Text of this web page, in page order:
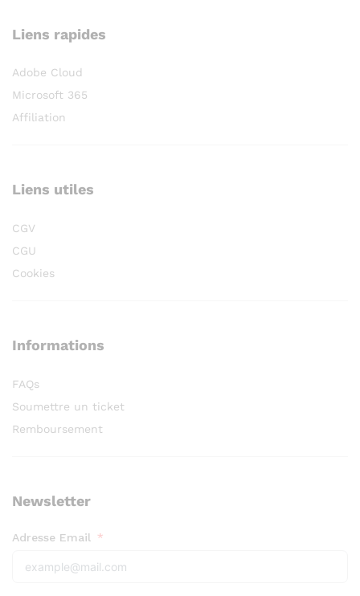
Liens rapides
Adobe Cloud
Microsoft 365
Affiliation
Liens utiles
CGV
CGU
Cookies
Informations
FAQs
Soumettre un ticket
Remboursement
Newsletter
Adresse Email